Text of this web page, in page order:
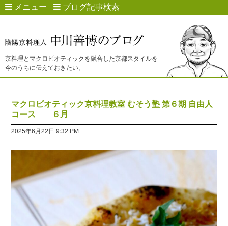
メニュー ブログ記事検索
京料理とマクロビオティックを融合した京都スタイルを
今のうちに伝えておきたい。
マクロビオティック京料理教室 むそう塾 第６期 自由人
コース ６月
2025年6月22日 9:32 PM